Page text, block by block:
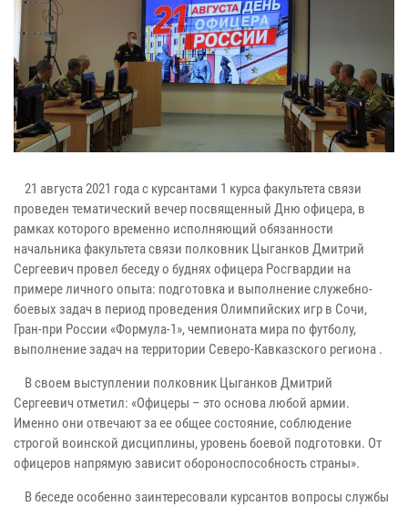
21 августа 2021 года с курсантами 1 курса факультета связи
проведен тематический вечер посвященный Дню офицера, в
рамках которого временно исполняющий обязанности
начальника факультета связи полковник Цыганков Дмитрий
Сергеевич провел беседу о буднях офицера Росгвардии на
примере личного опыта: подготовка и выполнение служебно-
боевых задач в период проведения Олимпийских игр в Сочи,
Гран-при России «Формула-1», чемпионата мира по футболу,
выполнение задач на территории Северо-Кавказского региона .
В своем выступлении полковник Цыганков Дмитрий
Сергеевич отметил: «Офицеры – это основа любой армии.
Именно они отвечают за ее общее состояние, соблюдение
строгой воинской дисциплины, уровень боевой подготовки. От
офицеров напрямую зависит обороноспособность страны».
В беседе особенно заинтересовали курсантов вопросы службы